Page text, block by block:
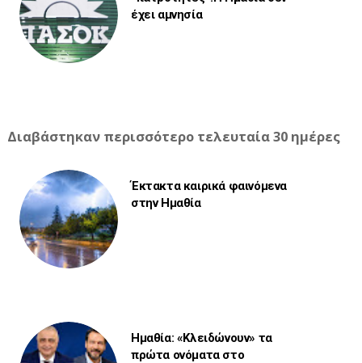
έχει αμνησία
Διαβάστηκαν περισσότερο τελευταία 30 ημέρες
Έκτακτα καιρικά φαινόμενα
στην Ημαθία
Ημαθία: «Κλειδώνουν» τα
πρώτα ονόματα στο